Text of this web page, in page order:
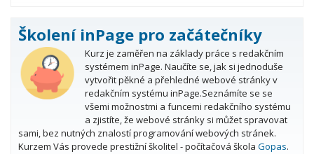
Školení inPage pro začátečníky
Kurz je zaměřen na základy práce s redakčním
systémem inPage. Naučíte se, jak si jednoduše
vytvořit pěkné a přehledné webové stránky v
redakčním systému inPage.Seznámíte se se
všemi možnostmi a funcemi redakčního systému
a zjistíte, že webové stránky si můžet spravovat
sami, bez nutných znalostí programování webových stránek.
Kurzem Vás provede prestižní školitel - počítačová škola Gopas.